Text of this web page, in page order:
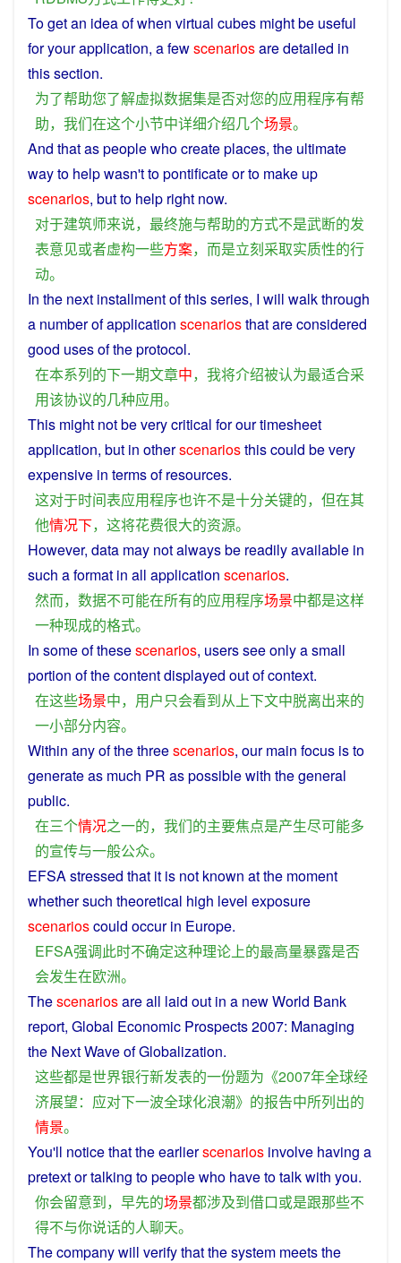
Toget an ideaof when virtual cubes might be useful
foryourapplication, afewscenariosaredetailed in
thissection.
为了帮助您了解虚拟数据集是否对您的应用程序有帮
助， 我们在这个小节中详细介绍几个场景。
And that as people whocreateplaces, the ultimate
wayto helpwasn't topontificateorto make up
scenarios, butto help right now.
对于建筑师来说， 最终施与帮助的方式不是武断的发
表意见或者虚构一些方案， 而是立刻采取实质性的行
动。
In the next installmentofthisseries, I will walk through
a numberofapplication scenariosthatareconsidered
good usesof theprotocol.
在本系列的下一期文章中， 我将介绍被认为最适合采
用该协议的几种应用。
This might notbeverycritical forourtimesheet
application, but in otherscenariosthiscould bevery
expensive in termsof resources.
这对于时间表应用程序也许不是十分关键的， 但在其
他情况下， 这将花费很大的资源。
However, data may notalwaysbe readilyavailable in
such aformat in all application scenarios.
然而， 数据不可能在所有的应用程序场景中都是这样
一种现成的格式。
In some ofthesescenarios, usersseeonlyasmall
portion of thecontentdisplayed outofcontext.
在这些场景中， 用户只会看到从上下文中脱离出来的
一小部分内容。
Within anyofthethreescenarios, our main focus isto
generateas much PR aspossiblewith thegeneral
public.
在三个情况之一的， 我们的主要焦点是产生尽可能多
的宣传与一般公众。
EFSAstressed that it is not known at the moment
whethersuch theoretical high level exposure
scenarioscould occur in Europe.
EFSA强调此时不确定这种理论上的最高量暴露是否
会发生在欧洲。
Thescenariosareall laid out in a newWorld Bank
report, Global Economic Prospects2007: Managing
the NextWaveofGlobalization.
这些都是世界银行新发表的一份题为 《2007年全球经
济展望： 应对下一波全球化浪潮》 的报告中所列出的
情景。
You'll noticethat theearlierscenarios involve having a
pretextortalking topeoplewho havetotalkwith you.
你会留意到， 早先的场景都涉及到借口或是跟那些不
得不与你说话的人聊天。
Thecompanywill verifythat thesystem meetsthe